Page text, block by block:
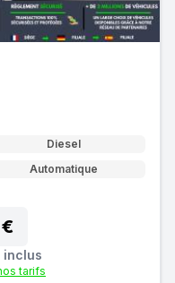
Diesel
Automatique
inclus
tarifs